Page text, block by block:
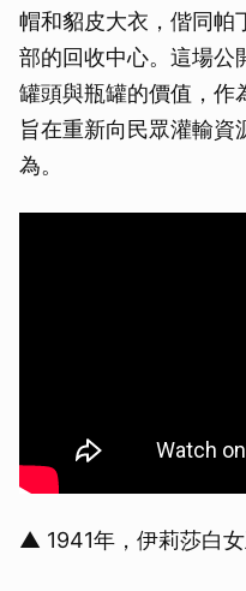
帽和貂皮大衣，偕同帕
部的回收中心。這場公
罐頭與瓶罐的價值，作
旨在重新向民眾灌輸資
為。
▲ 1941年，伊莉莎白女